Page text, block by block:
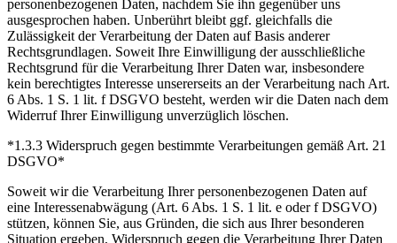
personenbezogenen Daten, nachdem Sie ihn gegenüber uns
ausgesprochen haben. Unberührt bleibt ggf. gleichfalls die
Zulässigkeit der Verarbeitung der Daten auf Basis anderer
Rechtsgrundlagen. Soweit Ihre Einwilligung der ausschließliche
Rechtsgrund für die Verarbeitung Ihrer Daten war, insbesondere
kein berechtigtes Interesse unsererseits an der Verarbeitung nach Art.
6 Abs. 1 S. 1 lit. f DSGVO besteht, werden wir die Daten nach dem
Widerruf Ihrer Einwilligung unverzüglich löschen.
*1.3.3 Widerspruch gegen bestimmte Verarbeitungen gemäß Art. 21
DSGVO*
Soweit wir die Verarbeitung Ihrer personenbezogenen Daten auf
eine Interessenabwägung (Art. 6 Abs. 1 S. 1 lit. e oder f DSGVO)
stützen, können Sie, aus Gründen, die sich aus Ihrer besonderen
Situation ergeben, Widerspruch gegen die Verarbeitung Ihrer Daten